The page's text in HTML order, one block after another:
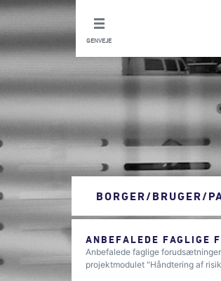
GENVEJE
BORGER/BRUGER/
ANBEFALEDE FAGLIGE
Anbefalede faglige
projektmodulet "Håndtering af